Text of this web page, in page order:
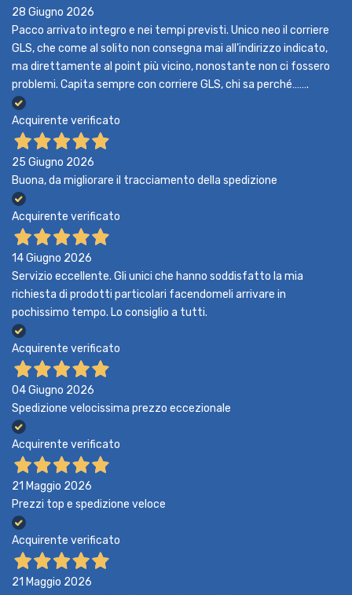
28 Giugno 2026
Pacco arrivato integro e nei tempi previsti. Unico neo il corriere
GLS, che come al solito non consegna mai all’indirizzo indicato,
ma direttamente al point più vicino, nonostante non ci fossero
problemi. Capita sempre con corriere GLS, chi sa perché…….
Acquirente verificato
25 Giugno 2026
Buona, da migliorare il tracciamento della spedizione
Acquirente verificato
14 Giugno 2026
Servizio eccellente. Gli unici che hanno soddisfatto la mia
richiesta di prodotti particolari facendomeli arrivare in
pochissimo tempo. Lo consiglio a tutti.
Acquirente verificato
04 Giugno 2026
Spedizione velocissima prezzo eccezionale
Acquirente verificato
21 Maggio 2026
Prezzi top e spedizione veloce
Acquirente verificato
21 Maggio 2026